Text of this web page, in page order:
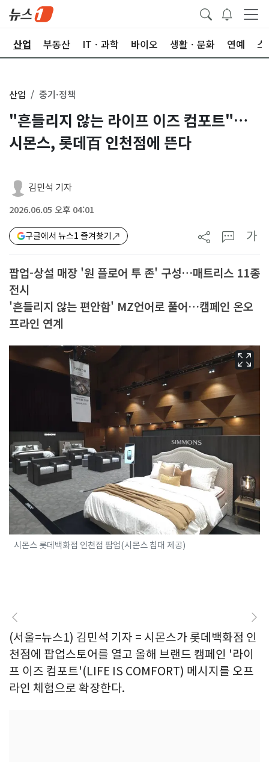
산업 부동산 ITㆍ과학 바이오 생활ㆍ문화 연예 스
산업 중기·정책
"흔들리지 않는 라이프 이즈 컴포트"…
시몬스, 롯데百 인천점에 뜬다
김민석 기자
2026.06.05 오후 04:01
구글에서 뉴스1 즐겨찾기 가
팝업-상설 매장 '원 플로어 투 존' 구성…매트리스 11종
전시
'흔들리지 않는 편안함' MZ언어로 풀어…캠페인 온오
프라인 연계
시몬스 롯데백화점 인천점 팝업(시몬스 침대 제공)
(서울=뉴스1) 김민석 기자 = 시몬스가 롯데백화점 인
천점에 팝업스토어를 열고 올해 브랜드 캠페인 '라이
프 이즈 컴포트'(LIFE IS COMFORT) 메시지를 오프
라인 체험으로 확장한다.